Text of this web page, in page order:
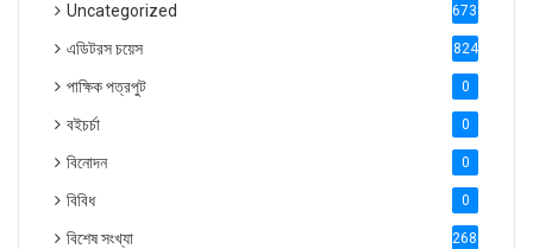
Uncategorized 6738
এডিটরস চয়েস 824
পাক্ষিক পত্রপুট 0
বইচর্চা 0
বিনোদন 0
বিবিধ 0
বিশেষ সংখ্যা 2686